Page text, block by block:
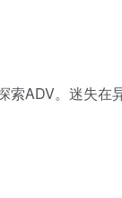
索ADV。迷失